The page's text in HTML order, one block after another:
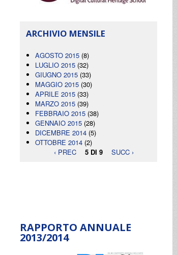
ARCHIVIO MENSILE
AGOSTO 2015 (8)
LUGLIO 2015 (32)
GIUGNO 2015 (33)
MAGGIO 2015 (30)
APRILE 2015 (33)
MARZO 2015 (39)
FEBBRAIO 2015 (38)
GENNAIO 2015 (28)
DICEMBRE 2014 (5)
OTTOBRE 2014 (2)
‹ PREC
5 DI 9 SUCC ›
RAPPORTO ANNUALE
2013/2014